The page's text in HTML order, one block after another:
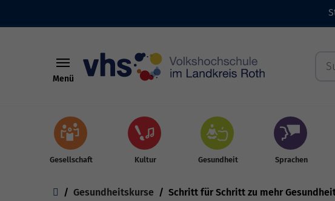
Menü
Gesellschaft Kultur Gesundheit Sprachen
Gesundheitskurse Schritt für Schritt zu mehr